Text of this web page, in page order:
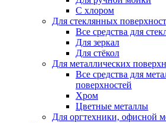
С хлором
Для стеклянных
Все средства для
Для зеркал
Для стёкол
Для металлических
Все средства для
поверхностей
Хром
Цветные металлы
Для оргтехники, офисной